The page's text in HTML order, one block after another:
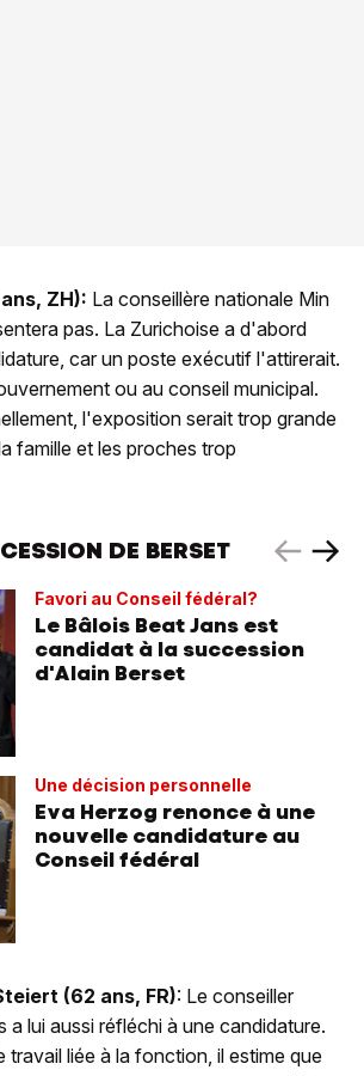
ZH): La conseillère nationale Min
pas. La Zurichoise a d'abord
car un poste exécutif l'attirerait.
ou au conseil municipal.
l'exposition serait trop grande
famille et les proches trop
DE BERSET
Favori au Conseil fédéral?
Le Bâlois Beat Jans est
candidat à la succession
d'Alain Berset
Une décision personnelle
Eva Herzog renonce à une
nouvelle candidature au
Conseil fédéral
(62 ans, FR): Le conseiller
a lui aussi réfléchi à une candidature.
travail liée à la fonction, il estime que